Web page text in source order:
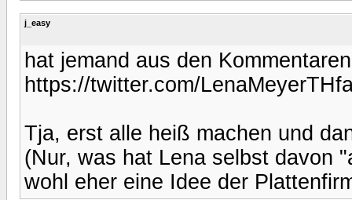
j_easy
hat jemand aus den
https://twitter.com/
Tja, erst alle heiß machen und
(Nur, was hat Lena selbst davon
wohl eher eine Idee der